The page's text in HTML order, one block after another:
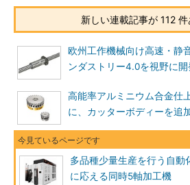
新しい連載記事が 112
欧州工作機械向け高速・静
ンダストリー4.0を視野に開
高能率アルミニウム合金仕
に、カッターボディーを追
多品種少量生産を行う自動
に応える同時5軸加工機